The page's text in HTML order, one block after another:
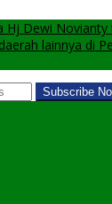
Hj Dewi
lainnya di